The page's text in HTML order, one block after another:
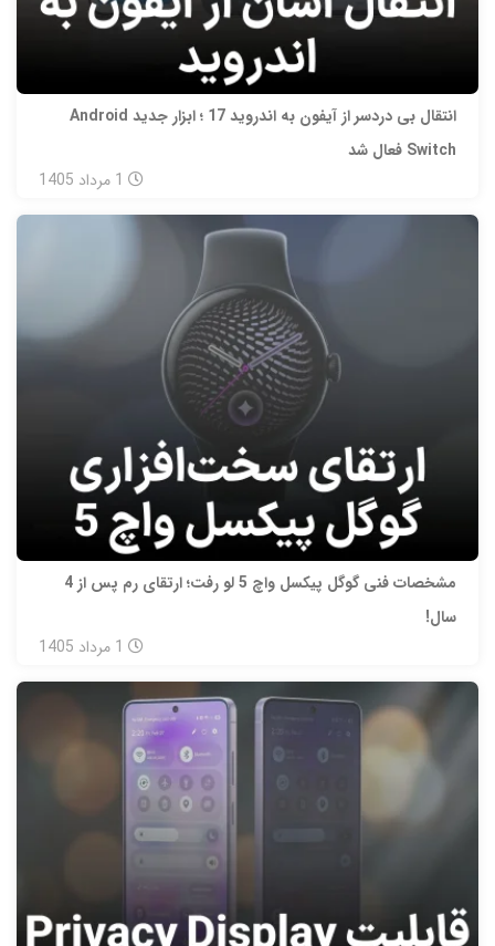
انتقال بی‌ دردسر از آیفون به اندروید 17 ؛ ابزار جدید Android
Switch فعال شد
1 مرداد 1405
مشخصات فنی گوگل پیکسل واچ 5 لو رفت؛ ارتقای رم پس از 4
سال!
1 مرداد 1405